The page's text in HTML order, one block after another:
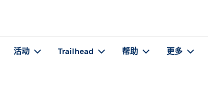
活动 Trailhead 帮助 更多